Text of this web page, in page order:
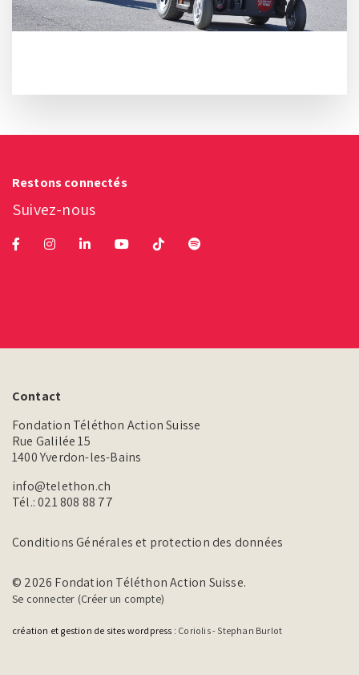
Restons connectés
Suivez-nous
Contact
Fondation Téléthon Action Suisse
Rue Galilée 15
1400 Yverdon-les-Bains
info@telethon.ch
Tél.:021 808 88 77
Conditions Générales et protection des données
© 2026 Fondation Téléthon Action Suisse.
Se connecter (Créer un compte)
création et gestion de sites wordpress : Coriolis - Stephan Burlot